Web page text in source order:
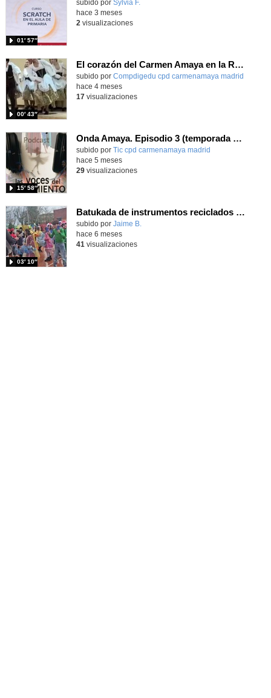
subido por Sylvia F.
01′ 57″
hace 3 meses
2 visualizaciones
El corazón del Carmen Amaya en la Residencia Montserrat
subido por Compdigedu cpd carmenamaya madrid
00′ 43″
hace 4 meses
17visualizaciones
Onda Amaya. Episodio 3 (temporada 2): "Amalgama XV. La danza y la música"
Contenido educativo.
subido por Tic cpd carmenamaya madrid
15′ 58″
hace 5 meses
29visualizaciones
Batukada de instrumentos reciclados 2026 (4ª parte). Carnaval en el Ceip Gonzalo Fernández de Córdoba.
Contenido educativo.
subido por Jaime B.
03′ 10″
hace 6 meses
41 visualizaciones